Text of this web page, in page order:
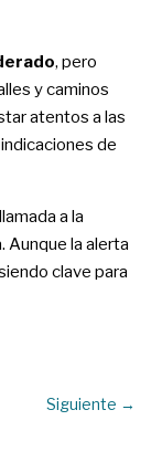
, pero
y caminos
atentos a las
de
a la
Aunque la alerta
clave para
Siguiente →